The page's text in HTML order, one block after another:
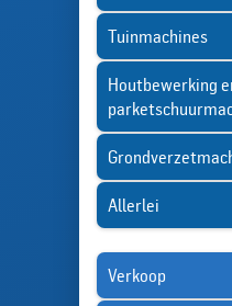
Tuinmachines
Houtbewerking
Allerlei
Verkoop